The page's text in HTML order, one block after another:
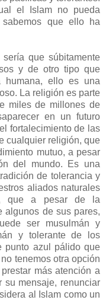
el Islam no pueda
que ello ha
que súbitamente
y de otro tipo que
humana, ello es una
La religión es parte
miles de millones de
en un futuro
fortalecimiento de las
cualquier religión, que
mutuo, a pesar
del mundo. Es una
de tolerancia y
aliados naturales
que a pesar de la
algunos de sus pares,
ser musulmán y
y tolerante de los
punto azul pálido que
tenemos otra opción
más atención a
su mensaje, renunciar
al Islam como un